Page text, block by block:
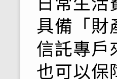
具備「財
信託專戶
也可以保